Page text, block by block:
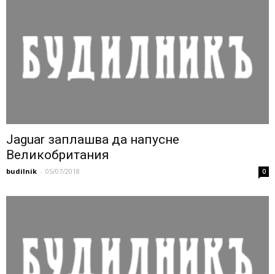
Jaguar заплашва да напусне
Великобритания
budilnik - 05/07/2018 0